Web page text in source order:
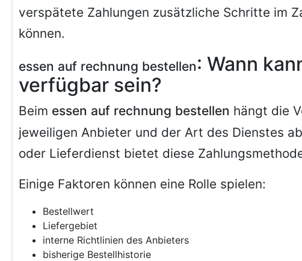
verspätete Zahlungen zusätzliche Schritte im
können.
essen auf rechnung bestellen: Wann
verfügbar sein?
Beim essen auf rechnung bestellen hängt die
jeweiligen Anbieter und der Art des Dienstes
oder Lieferdienst bietet diese
Einige Faktoren können eine Rolle spielen:
Bestellwert
Liefergebiet
interne Richtlinien des Anbieters
bisherige Bestellhistorie